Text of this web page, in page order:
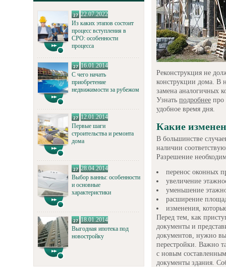
22.07.2022
Из каких этапов состоит
процесс вступления в
СРО: особенности
процесса
16.01.2014
С чего начать
приобретение
недвижимости за рубежом
12.01.2014
Первые шаги
строительства и ремонта
дома
28.04.2014
Выбор ванны: особенности
и основные
характеристики
18.01.2014
Выгодная ипотека под
новостройку
Реконструкция не
конструкции дома. В
замена аналогичных
Узнать подробнее про
удобное время дня.
Какие
В большинстве
наличии
Разрешение
перенос оконных
увеличение
уменьшение
расширение
изменения,
Перед тем, как
документы и
документов, нужно
перестройки. Важно
с новым
документы здания.